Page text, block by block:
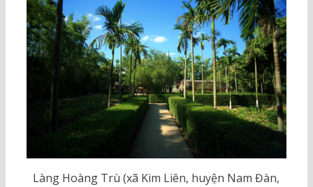
Làng Hoàng Trù (xã Kim Liên, huyện Nam Đàn,